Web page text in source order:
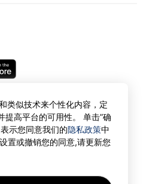
GetTransport®
Limited.
类似技术来个性化内容，定
提高平台的可用性。 单击”确
示您同意我们的隐私政策中
置或撤销您的同意,请更新您